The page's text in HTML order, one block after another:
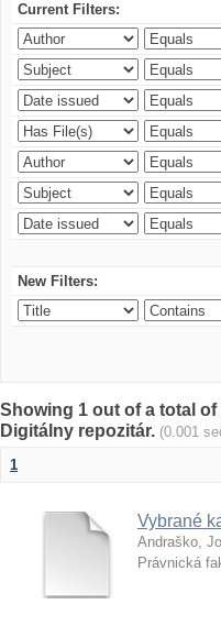
Current Filters:
New Filters:
Showing 1 out of a total
Digitálny repozitár. (0.001
1
Vybrané
Andraško,
Právnická